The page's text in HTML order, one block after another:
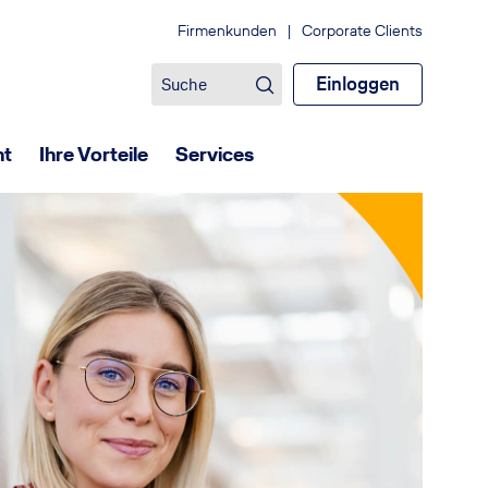
Firmenkunden | Corporate Clients
Einloggen
Ihre Vorteile Services